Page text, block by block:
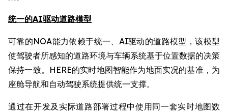
统一的AI驱动道路模型
可靠的NOA能力依赖于统一、AI驱动的道路模型，该模型
使驾驶者所感知的道路环境与车辆系统基于位置数据的决策
保持一致。HERE的实时地图智能作为地面实况的基准，为
座舱导航和自动驾驶系统提供统一支撑。
通过在开发及实际道路部署过程中使用同一套实时地图数